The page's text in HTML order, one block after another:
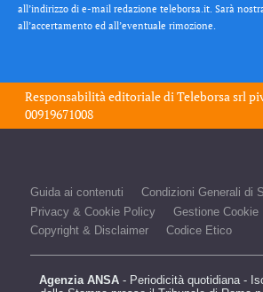
all’indirizzo di e-mail redazione teleborsa.it. Sarà
all’accertamento ed all’eventuale rimozione.
Responsabilità editoriale diTeleborsa srl
00919671008
Guida ai contenuti Condizioni Generali di
Privacy & Cookie Policy
Gestione Cookie
Copyright & Disclaimer
Codice Etico
Agenzia ANSA - Periodicità quotidiana -